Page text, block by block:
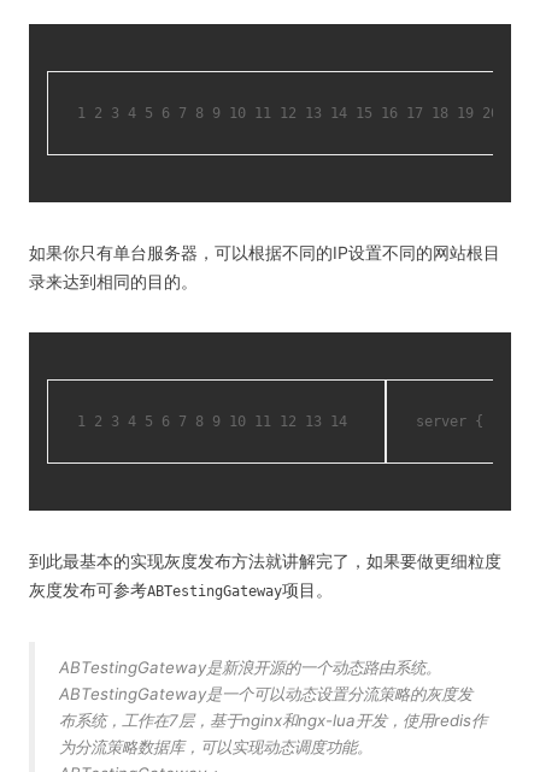
1 2 3 4 5 6 7 8 9 10 11 12 13 14 15 16 17 18 19 20
如果你只有单台服务器，可以根据不同的IP设置不同的网站根目
录来达到相同的目的。
1 2 3 4 5 6 7 8 9 10 11 12 13 14 server {
到此最基本的实现灰度发布方法就讲解完了，如果要做更细粒度
灰度发布可参考ABTestingGateway项目。
ABTestingGateway是新浪开源的一个动态路由系统。
ABTestingGateway是一个可以动态设置分流策略的灰度发
布系统，工作在7层，基于nginx和ngx-lua开发，使用redis作
为分流策略数据库，可以实现动态调度功能。